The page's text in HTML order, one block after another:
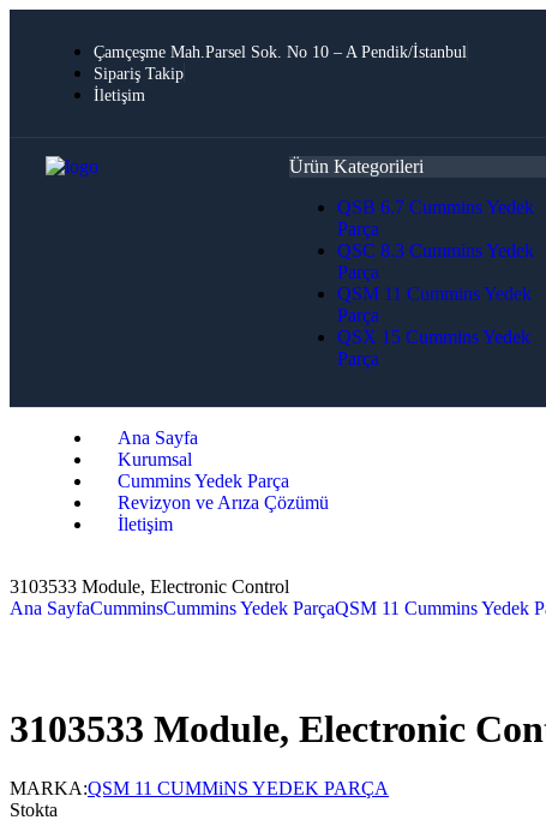
Çamçeşme Mah.Parsel Sok. No 10 – A Pendik/İstanbul
Sipariş Takip
İletişim
Ürün Kategorileri
QSB 6.7 Cummins Yedek
Parça
QSC 8.3 Cummins Yedek
Parça
QSM 11 Cummins Yedek
Parça
QSX 15 Cummins Yedek
Parça
Ana Sayfa
Kurumsal
Cummins Yedek Parça
Revizyon ve Arıza Çözümü
İletişim
3103533 Module, Electronic Control
Ana SayfaCumminsCummins Yedek ParçaQSM 11 Cummins Yedek
3103533 Module, Electronic
MARKA:QSM 11 CUMMiNS YEDEK PARÇA
Stokta